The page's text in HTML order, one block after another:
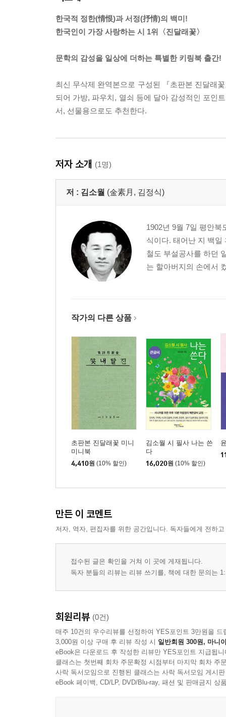
한국적 정한(情恨)과 서정(抒情)의 백미!
한국인이 가장 사랑하는 시 1위〈진달래꽃〉
문학의 감성을 일상에 더하는 특별한 키링북 출간!
최신 무삭제 완역본으로 구성된 『초판본 진달래
되어 가방, 파우치, 열쇠 등에 달아 감성적인 포인
서, 선물용으로도 추천한다.
저자 소개 (1명)
저 : 김소월 (金素月, 김정식)
1902년 9월 7일 평안
식이다. 태어난 지 백일
철도 부설공사를 하던
는 할아버지의 손에서
작가의 다른 상품
초판본 진달래꽃 미니
미니북
4,410원 (10% 할인)
김소월 시 필사 나는 쓴
다
16,020원 (10% 할인)
만든 이 코멘트
저자, 역자, 편집자를 위한 공간입니다. 독자들에게 전하
접수된 글은 확인을 거쳐 이 곳에 게재됩니다.
독자 분들의 리뷰는 리뷰 쓰기를, 책에 대한 문의는
회원리뷰 (0건)
매주 10건의 우수리뷰를 선정하여 YES포인트 3만원을 드
3,000원 이상 구매 후 리뷰 작성 시 일반회원 300원, 마니
eBook은 다운로드 후 작성한 리뷰만 YES포인트 지급됩니
클래스는 첫번째 회차 주문확정 시점부터 마지막 회차 주
사락 독서모임으로 진행된 클래스는 사락 독서모임 게시
eBook 페이백, CD/LP, DVD/Blu-ray, 패션 및 판매금지 상